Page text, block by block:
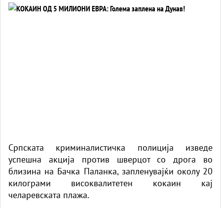
Српската криминалистичка полиција изведе
успешна акција против шверцот со дрога во
близина на Бачка Паланка, запленувајќи околу 20
килограми високвалитетен кокаин кај
челаревската плажа.